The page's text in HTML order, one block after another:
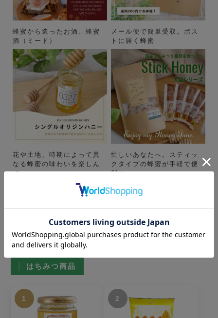
蜂蜜から造ったお酒、蜂蜜
酒（ミード）
メール便で簡単受取。ポス
トに届く蜂蜜
花や土地、時期によって異
なる蜂蜜の味わいを楽しん
で
忙しいあなたへ。スティッ
クタイプの蜂蜜が手軽で便
利！
はちみつ商品
1 2